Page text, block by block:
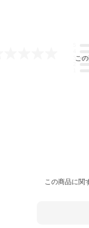
この
この商品に関